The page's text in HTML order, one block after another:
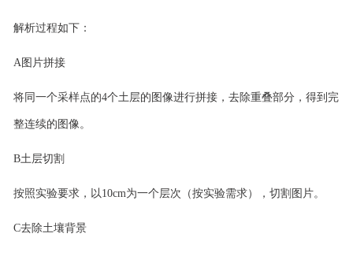
解析过程如下：
A图片拼接
将同一个采样点的4个土层的图像进行拼接，去除重叠部分，得到完
整连续的图像。
B土层切割
按照实验要求，以10cm为一个层次（按实验需求），切割图片。
C去除土壤背景